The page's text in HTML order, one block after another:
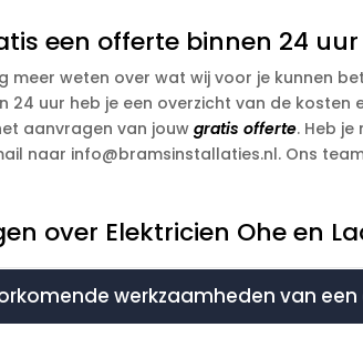
een offerte binnen 24 uur
meer weten over wat wij voor je kunnen
24 uur heb je een overzicht van de
aanvragen van jouwgratis offerte. Heb
naar info@bramsinstallaties.nl. Ons
over Elektricien Ohe en
werkzaamheden van een